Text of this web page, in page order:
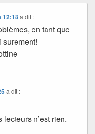
12:18 a dit :
en tant que
surement!
a dit :
n’est rien.